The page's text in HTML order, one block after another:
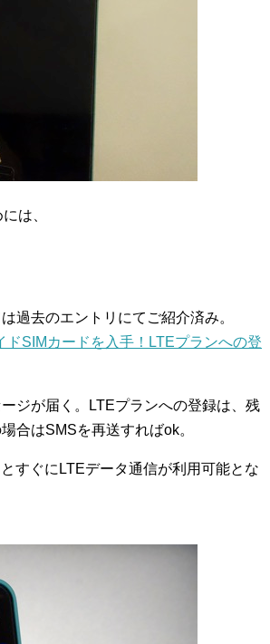
は、
過去のエントリにてご紹介済み。
SIMカードを入手！LTEプランへの登
ジが届く。LTEプランへの登録は、残
合はSMSを再送すればok。
すぐにLTEデータ通信が利用可能とな